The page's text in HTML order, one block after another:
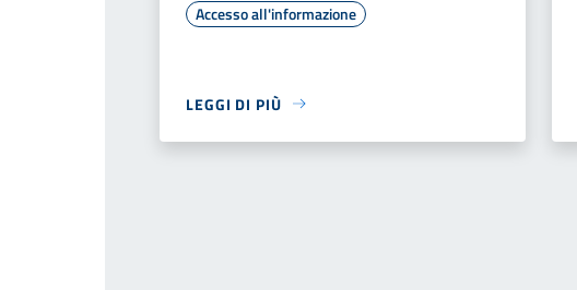
Accesso all'informazione
LEGGI DI PIÙ